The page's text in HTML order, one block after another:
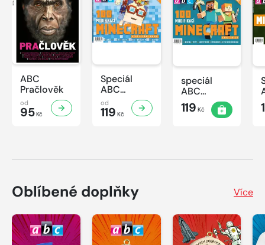
ABC
Pračlověk
od
95Kč
Speciál
ABC
Minecraft 3
od
119 Kč
speciál
ABC
Minecraft 2
119 Kč
Oblíbené doplňky Více